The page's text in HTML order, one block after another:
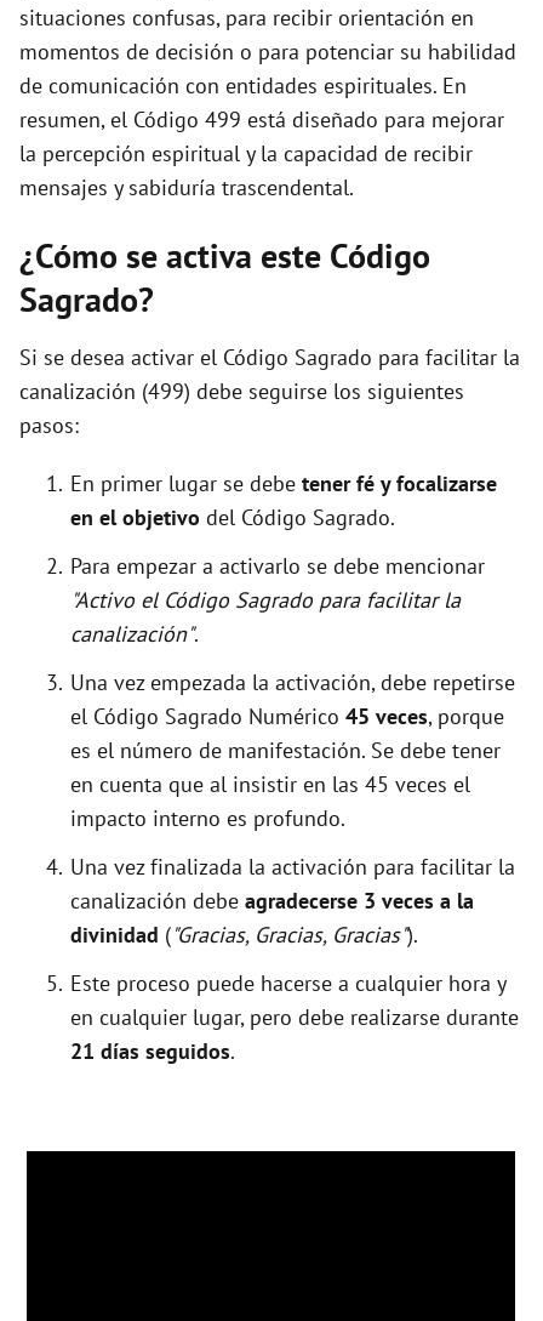
situaciones confusas, para recibir orientación en
momentos de decisión o para potenciar su habilidad
de comunicación con entidades espirituales. En
resumen, el Código 499 está diseñado para mejorar
la percepción espiritual y la capacidad de recibir
mensajes y sabiduría trascendental.
¿Cómo se activa este Código
Sagrado?
Si se desea activar el Código Sagrado para facilitar la
canalización (499) debe seguirse los siguientes
pasos:
En primer lugar se debe tener fé y focalizarse
en el objetivo del Código Sagrado.
Para empezar a activarlo se debe mencionar
"Activo el Código Sagrado para facilitar la
canalización".
Una vez empezada la activación, debe repetirse
el Código Sagrado Numérico 45 veces, porque
es el número de manifestación. Se debe tener
en cuenta que al insistir en las 45 veces el
impacto interno es profundo.
Una vez finalizada la activación para facilitar la
canalización debe agradecerse 3 veces a la
divinidad ("Gracias, Gracias, Gracias").
Este proceso puede hacerse a cualquier hora y
en cualquier lugar, pero debe realizarse durante
21 días seguidos.